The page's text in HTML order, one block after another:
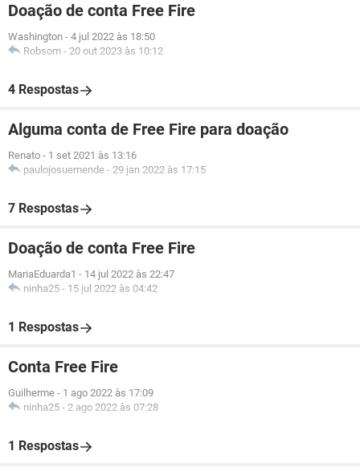
Doação de conta Free Fire
Washington - 4 jul 2022 às 18:50
Robsom - 20 out 2023 às 10:12
4 Respostas
Alguma conta de Free Fire para doação
Renato - 1 set 2021 às 13:16
paulojosuemende - 29 jan 2022 às 17:15
7 Respostas
Doação de conta Free Fire
MariaEduarda1 - 14 jul 2022 às 22:47
ninha25 - 15 jul 2022 às 04:42
1 Respostas
Conta Free Fire
Guilherme - 1 ago 2022 às 17:09
ninha25 - 2 ago 2022 às 07:28
1 Respostas